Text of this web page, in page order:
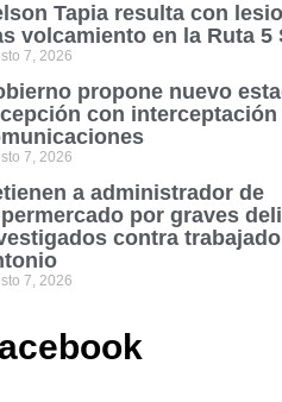
Tapia resulta con
volcamiento en la Ruta 5
7, 2026
propone nuevo
con interceptación
7, 2026
a administrador de
por graves
contra
7, 2026